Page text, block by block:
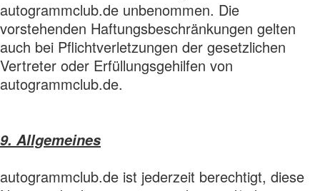
autogrammclub.de unbenommen. Die
vorstehenden Haftungsbeschränkungen gelten
auch bei Pflichtverletzungen der gesetzlichen
Vertreter oder Erfüllungsgehilfen von
autogrammclub.de.
9. Allgemeines
autogrammclub.de ist jederzeit berechtigt, diese